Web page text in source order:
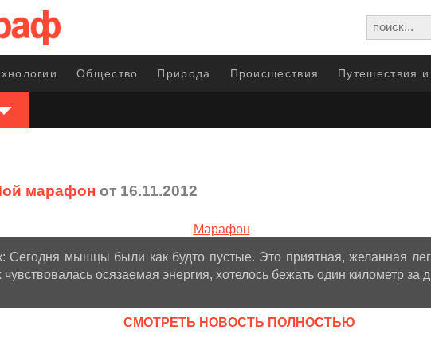
Общество Природа Происшествия Путешествия
марафон от 16.11.2012
Сегодня мышцы были как будто пустые. Это приятная, желанная
осязаемая энергия, хотелось бежать один километр за
CМОТРЕТЬ НОВОСТЬ ПОЛНОСТЬЮ